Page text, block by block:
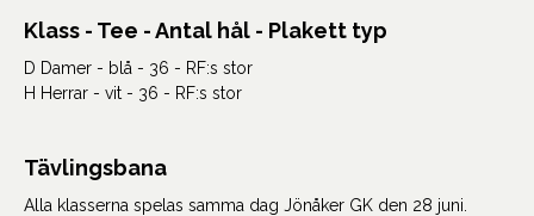
Klass - Tee - Antal hål - Plakett typ
D Damer - blå - 36 - RF:s stor
H Herrar - vit - 36 - RF:s stor
Tävlingsbana
Alla klasserna spelas samma dag Jönåker GK den 28 juni.